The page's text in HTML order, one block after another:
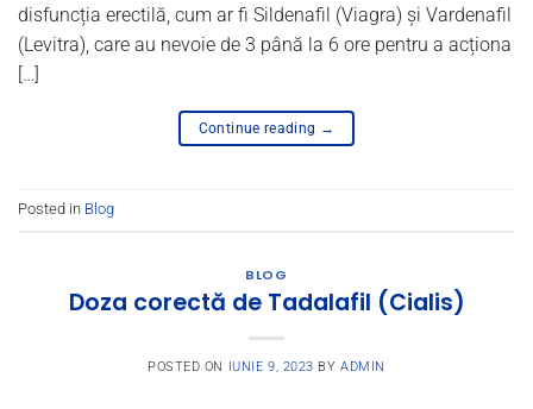
disfuncția erectilă, cum ar fi Sildenafil (Viagra) și Vardenafil
(Levitra), care au nevoie de 3 până la 6 ore pentru a acționa
[…]
Continue reading →
Posted in Blog
BLOG
Doza corectă de Tadalafil (Cialis)
POSTED ON IUNIE 9, 2023 BYADMIN